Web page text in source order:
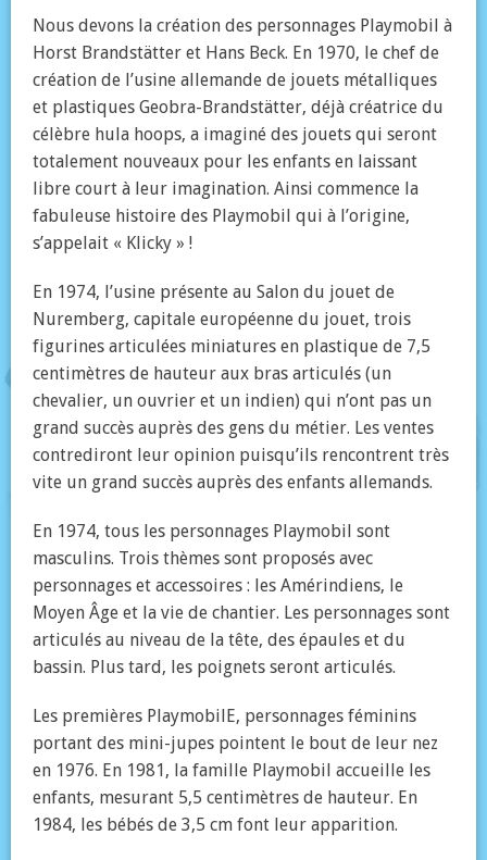
Nous devons la création des personnages Playmobil à
Horst Brandstätter et Hans Beck. En 1970, le chef de
création de l’usine allemande de jouets métalliques
et plastiques Geobra-Brandstätter, déjà créatrice du
célèbre hula hoops, a imaginé des jouets qui seront
totalement nouveaux pour les enfants en laissant
libre court à leur imagination. Ainsi commence la
fabuleuse histoire des Playmobil qui à l’origine,
s’appelait « Klicky » !
En 1974, l’usine présente au Salon du jouet de
Nuremberg, capitale européenne du jouet, trois
figurines articulées miniatures en plastique de 7,5
centimètres de hauteur aux bras articulés (un
chevalier, un ouvrier et un indien) qui n’ont pas un
grand succès auprès des gens du métier. Les ventes
contrediront leur opinion puisqu’ils rencontrent très
vite un grand succès auprès des enfants allemands.
En 1974, tous les personnages Playmobil sont
masculins. Trois thèmes sont proposés avec
personnages et accessoires : les Amérindiens, le
Moyen Âge et la vie de chantier. Les personnages sont
articulés au niveau de la tête, des épaules et du
bassin. Plus tard, les poignets seront articulés.
Les premières PlaymobilE, personnages féminins
portant des mini-jupes pointent le bout de leur nez
en 1976. En 1981, la famille Playmobil accueille les
enfants, mesurant 5,5 centimètres de hauteur. En
1984, les bébés de 3,5 cm font leur apparition.